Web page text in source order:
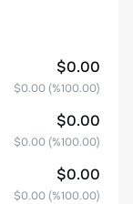
$0.00
$0.00 (%100.00)
$0.00
$0.00 (%100.00)
$0.00
$0.00 (%100.00)